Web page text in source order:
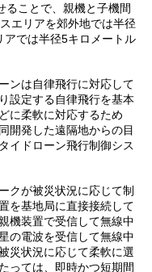
ることで、親機と子機間
エリアを郊外地では半径
では半径5キロメートル
ンは自律飛行に対応して
設定する自律飛行を基本
に柔軟に対応するため
開発した遠隔地からの目
イドローン飛行制御シス
クが被災状況に応じて制
を基地局に直接接続して
機装置で受信して無線中
の電波を受信して無線中
災状況に応じて柔軟に選
っては、即時かつ短期間